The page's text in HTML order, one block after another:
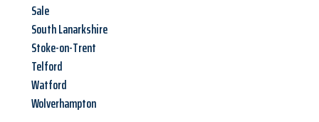
Sale
South Lanarkshire
Stoke-on-Trent
Telford
Watford
Wolverhampton